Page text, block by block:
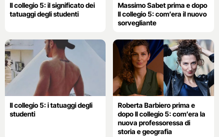
Il collegio 5: il significato dei
tatuaggi degli studenti
Massimo Sabet prima e dopo
Il collegio 5: com’era il nuovo
sorvegliante
Il collegio 5: i tatuaggi degli
studenti
Roberta Barbiero prima e
dopo Il collegio 5: com’era la
nuova professoressa di
storia e geografia